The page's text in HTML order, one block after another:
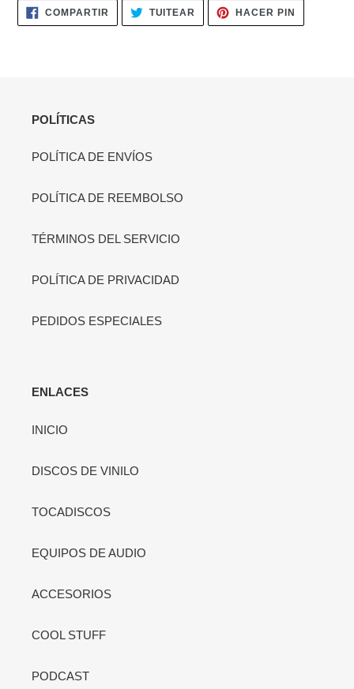
COMPARTIR COMPARTIR
FACEBOOK
TUITEAR TUITEAR
TWITTER
HACER PIN
PINTEREST
POLÍTICAS
POLÍTICA DE ENVÍOS
POLÍTICA DE REEMBOLSO
TÉRMINOS DEL SERVICIO
POLÍTICA DE PRIVACIDAD
PEDIDOS ESPECIALES
ENLACES
INICIO
DISCOS DE VINILO
TOCADISCOS
EQUIPOS DE AUDIO
ACCESORIOS
COOL STUFF
PODCAST